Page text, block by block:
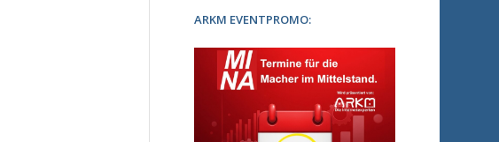
ARKM EVENTPROMO: